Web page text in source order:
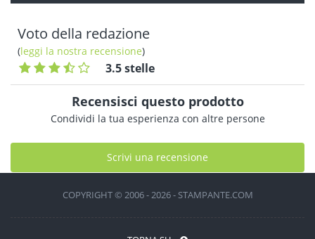
Voto della redazione
(leggi la nostra recensione)
3.5 stelle
Recensisci questo prodotto
Condividi la tua esperienza con altre persone
Scrivi una recensione
COPYRIGHT © 2006 - 2026 - STAMPANTE.COM